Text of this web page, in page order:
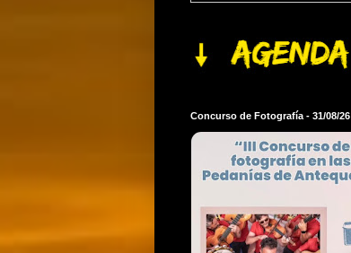
Concurso de Fotografía - 31/08/26